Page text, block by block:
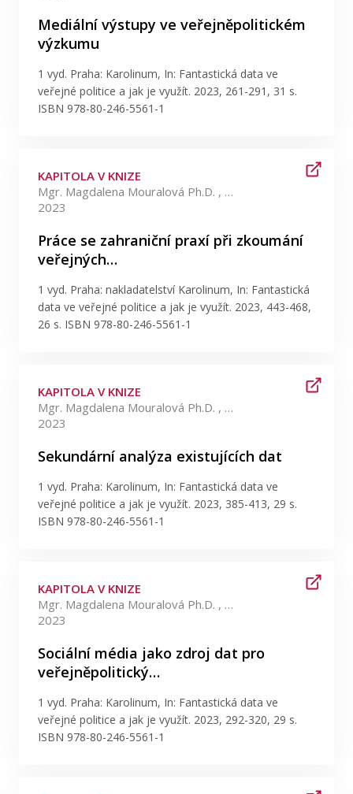
Mediální výstupy ve veřejněpolitickém
výzkumu
1 vyd. Praha: Karolinum, In: Fantastická data ve
veřejné politice a jak je využít. 2023, 261-291, 31 s.
ISBN 978-80-246-5561-1
KAPITOLA V KNIZE
Mgr. Magdalena Mouralová Ph.D. , Mgr. Natálie Pánská
2023
Práce se zahraniční praxí při zkoumání
veřejných…
1 vyd. Praha: nakladatelství Karolinum, In: Fantastická
data ve veřejné politice a jak je využít. 2023, 443-468,
26 s. ISBN 978-80-246-5561-1
KAPITOLA V KNIZE
Mgr. Magdalena Mouralová Ph.D. , Mgr. Jan Skalík
2023
Sekundární analýza existujících dat
1 vyd. Praha: Karolinum, In: Fantastická data ve
veřejné politice a jak je využít. 2023, 385-413, 29 s.
ISBN 978-80-246-5561-1
KAPITOLA V KNIZE
Mgr. Magdalena Mouralová Ph.D. , Mgr. Ema Hrešanová Ph.D.
2023
Sociální média jako zdroj dat pro
veřejněpolitický…
1 vyd. Praha: Karolinum, In: Fantastická data ve
veřejné politice a jak je využít. 2023, 292-320, 29 s.
ISBN 978-80-246-5561-1